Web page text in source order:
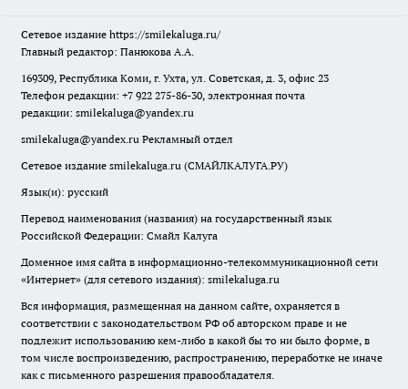
Сетевое издание https://smilekaluga.ru/
Главный редактор: Панюкова А.А.
169309, Республика Коми, г. Ухта, ул. Советская, д. 3, офис 23
Телефон редакции: +7 922 275-86-30, электронная почта
редакции: smilekaluga@yandex.ru
smilekaluga@yandex.ru Рекламный отдел
Сетевое издание smilekaluga.ru (СМАЙЛКАЛУГА.РУ)
Язык(и): русский
Перевод наименования (названия) на государственный язык
Российской Федерации: Смайл Калуга
Доменное имя сайта в информационно-телекоммуникационной сети
«Интернет» (для сетевого издания): smilekaluga.ru
Вся информация, размещенная на данном сайте, охраняется в
соответствии с законодательством РФ об авторском праве и не
подлежит использованию кем-либо в какой бы то ни было форме, в
том числе воспроизведению, распространению, переработке не иначе
как с письменного разрешения правообладателя.